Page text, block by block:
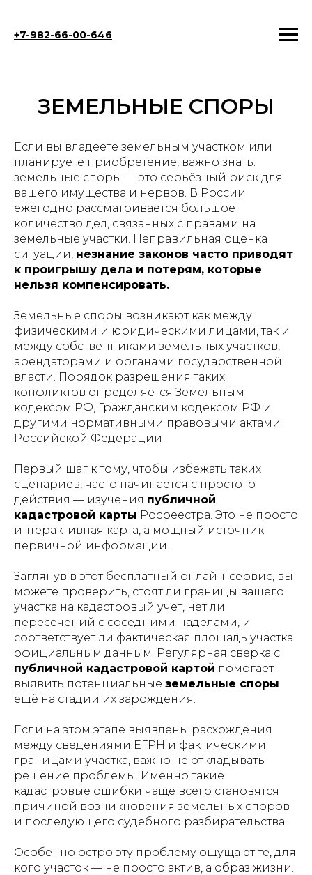
+7-982-66-00-646
ЗЕМЕЛЬНЫЕ СПОРЫ
Если вы владеете земельным участком или
планируете приобретение, важно знать:
земельные споры — это серьёзный риск для
вашего имущества и нервов. В России
ежегодно рассматривается большое
количество дел, связанных с правами на
земельные участки. Неправильная оценка
ситуации, незнание законов часто приводят
к проигрышу дела и потерям, которые
нельзя компенсировать.
Земельные споры возникают как между
физическими и юридическими лицами, так и
между собственниками земельных участков,
арендаторами и органами государственной
власти. Порядок разрешения таких
конфликтов определяется Земельным
кодексом РФ, Гражданским кодексом РФ и
другими нормативными правовыми актами
Российской Федерации
Первый шаг к тому, чтобы избежать таких
сценариев, часто начинается с простого
действия — изучения публичной
кадастровой карты Росреестра. Это не просто
интерактивная карта, а мощный источник
первичной информации.
Заглянув в этот бесплатный онлайн-сервис, вы
можете проверить, стоят ли границы вашего
участка на кадастровый учет, нет ли
пересечений с соседними наделами, и
соответствует ли фактическая площадь участка
официальным данным. Регулярная сверка с
публичной кадастровой картой помогает
выявить потенциальные земельные споры
ещё на стадии их зарождения.
Если на этом этапе выявлены расхождения
между сведениями ЕГРН и фактическими
границами участка, важно не откладывать
решение проблемы. Именно такие
кадастровые ошибки чаще всего становятся
причиной возникновения земельных споров
и последующего судебного разбирательства.
Особенно остро эту проблему ощущают те, для
кого участок — не просто актив, а образ жизни.